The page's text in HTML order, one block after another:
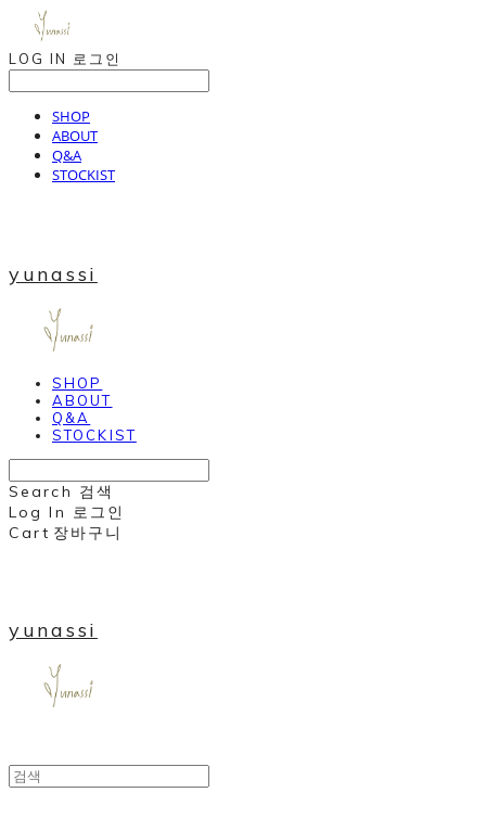
LOG IN 로그인
SHOP
ABOUT
Q&A
STOCKIST
yunassi
SHOP
ABOUT
Q&A
STOCKIST
Search 검색
Log In 로그인
Cart 장바구니
yunassi